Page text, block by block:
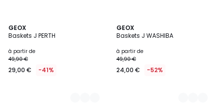
GEOX
Baskets J PERTH
à partir de
49,90 €
29,00 € -41%
5
Couleurs
GEOX
Baskets J WASHIBA
à partir de
49,90 €
24,00 € -52%
2
Couleurs